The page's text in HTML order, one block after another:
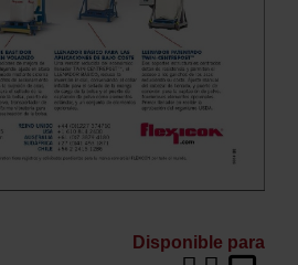
Disponible para